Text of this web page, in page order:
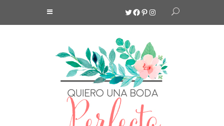
Twitter
Facebook
Pinterest
Instagram